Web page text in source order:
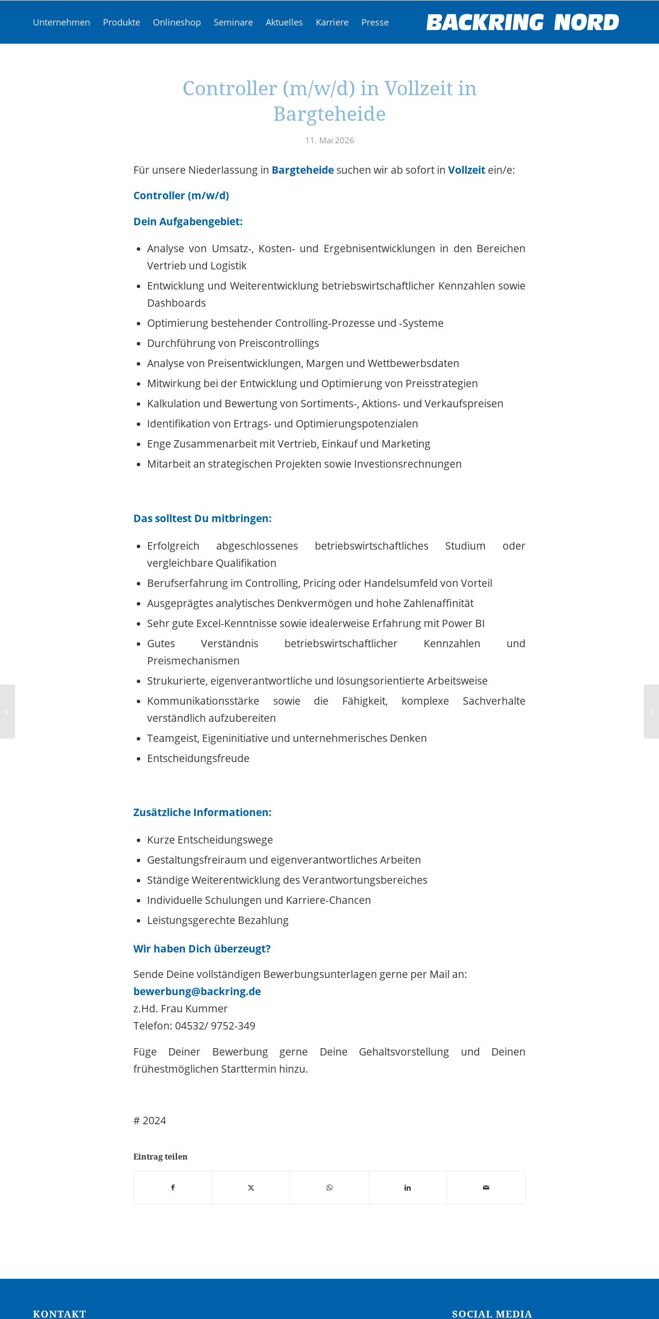
Unternehmen Produkte Onlineshop Seminare Aktuelles Karriere Presse
Controller (m/w/d) in Vollzeit in
Bargteheide
11. Mai 2026
Für unsere Niederlassung in Bargteheide suchen wir ab sofort in Vollzeit ein/e:
Controller (m/w/d)
Dein Aufgabengebiet:
Analyse von Umsatz-, Kosten- und Ergebnisentwicklungen in den Bereichen
Vertrieb und Logistik
Entwicklung und Weiterentwicklung betriebswirtschaftlicher Kennzahlen sowie
Dashboards
Optimierung bestehender Controlling-Prozesse und -Systeme
Durchführung von Preiscontrollings
Analyse von Preisentwicklungen, Margen und Wettbewerbsdaten
Mitwirkung bei der Entwicklung und Optimierung von Preisstrategien
Kalkulation und Bewertung von Sortiments-, Aktions- und Verkaufspreisen
Identifikation von Ertrags- und Optimierungspotenzialen
Enge Zusammenarbeit mit Vertrieb, Einkauf und Marketing
Mitarbeit an strategischen Projekten sowie Investionsrechnungen
Das solltest Du mitbringen:
Erfolgreich abgeschlossenes betriebswirtschaftliches Studium oder
vergleichbare Qualifikation
Berufserfahrung im Controlling, Pricing oder Handelsumfeld von Vorteil
Ausgeprägtes analytisches Denkvermögen und hohe Zahlenaffinität
Sehr gute Excel-Kenntnisse sowie idealerweise Erfahrung mit Power BI
Gutes Verständnis betriebswirtschaftlicher Kennzahlen und
Preismechanismen
Strukurierte, eigenverantwortliche und lösungsorientierte Arbeitsweise
Kommunikationsstärke sowie die Fähigkeit, komplexe Sachverhalte
verständlich aufzubereiten
Teamgeist, Eigeninitiative und unternehmerisches Denken
Entscheidungsfreude
Zusätzliche Informationen:
Kurze Entscheidungswege
Gestaltungsfreiraum und eigenverantwortliches Arbeiten
Ständige Weiterentwicklung des Verantwortungsbereiches
Individuelle Schulungen und Karriere-Chancen
Leistungsgerechte Bezahlung
Wir haben Dich überzeugt?
Sende Deine vollständigen Bewerbungsunterlagen gerne per Mail an:
bewerbung@backring.de
z.Hd. Frau Kummer
Telefon: 04532/ 9752-349
Füge Deiner Bewerbung gerne Deine Gehaltsvorstellung und Deinen
frühestmöglichen Starttermin hinzu.
# 2024
Eintrag teilen
KONTAKT SOCIAL MEDIA